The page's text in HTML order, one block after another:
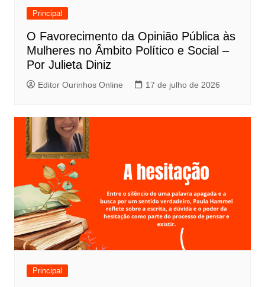
Principal
O Favorecimento da Opinião Pública às
Mulheres no Âmbito Político e Social –
Por Julieta Diniz
Editor Ourinhos Online 17 de julho de 2026
Principal